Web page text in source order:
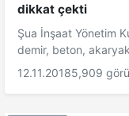
dikkat çekti
Şua İnşaat Yönetim
demir, beton,
12.11.20185,909